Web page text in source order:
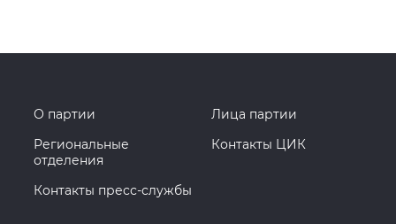
О партии
Лица партии
Региональные
отделения
Контакты ЦИК
Контакты пресс-службы